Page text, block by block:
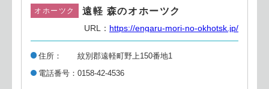
オホーツク 遠軽 森のオホーツク
URL： https://engaru-mori-no-okhotsk.jp/
住所
紋別郡遠軽町野上150番地1
電話番号
0158-42-4536